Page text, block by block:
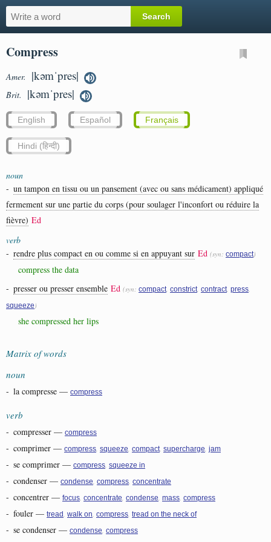
Compress
Amer. |kəmˈpres|
Brit. |kəmˈpres|
English Español Français
Hindi (हिन्दी)
noun
- un tampon en tissu ou un pansement (avec ou sans médicament) appliqué
fermement sur une partie du corps (pour soulager l'inconfort ou réduire la
fièvre) Ed
verb
- rendre plus compact en ou comme si en appuyant sur Ed (syn: compact)
compress the data
- presser ou presser ensemble Ed (syn: compact constrict contract press
squeeze )
she compressed her lips
Matrix of words
noun
- la compresse — compress
verb
- compresser — compress
- comprimer — compress squeeze compact supercharge jam
- se comprimer — compress squeeze in
- condenser — condense compress concentrate
- concentrer — focus concentrate condense mass compress
- fouler — tread walk on compress tread on the neck of
- se condenser — condense compress